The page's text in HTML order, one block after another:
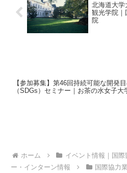
北海道大
観光学院｜
院
【参加募集】第46回持続可能な開発
（SDGs）セミナー｜お茶の水女子大
ホーム
イベント情報｜国
ー・インターン情報
国際協力